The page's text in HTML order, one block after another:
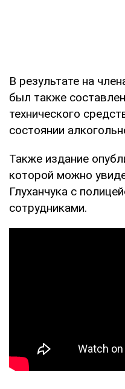
В результате на
был также
технического
состоянии
Также издание
которой можно
Глуханчука с
сотрудниками.